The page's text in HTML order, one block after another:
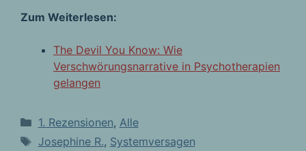
Zum Weiterlesen:
The Devil You Know: Wie
Verschwörungsnarrative in Psychotherapien
gelangen
Kategorien
1. Rezensionen, Alle
Schlagwörter
Josephine R., Systemversagen